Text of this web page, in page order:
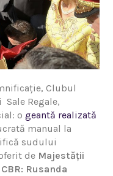
Clubul
Regale,
ogeantă realizată
manual la
sudului
de Majestății
Rusanda